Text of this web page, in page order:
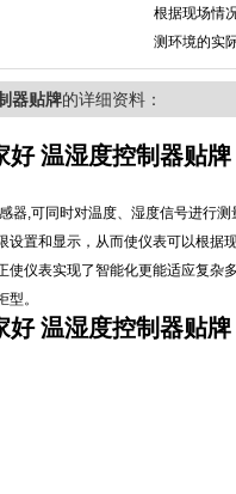
根据现场情
测环境的实
器贴牌的详细资料：
好 温湿度控制器贴牌
器,可同时对温度、湿度信号进行测
置和显示，从而使仪表可以根据
仪表实现了智能化更能适应复杂
。
好 温湿度控制器贴牌